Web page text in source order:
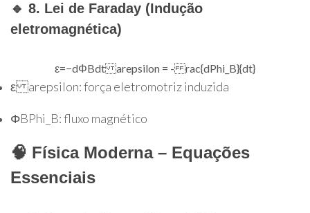
🔹 8. Lei de Faraday (Indução
eletromagnética)
ε=−dΦBdtarepsilon = - rac{dPhi_B}{dt}
εarepsilon: força eletromotriz induzida
ΦBPhi_B: fluxo magnético
🧠 Física Moderna – Equações
Essenciais